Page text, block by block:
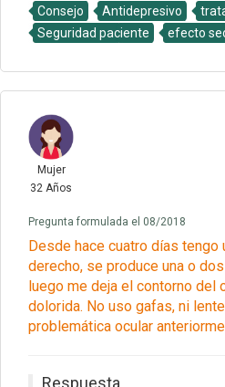
Consejo Antidepresivo
Seguridad paciente
efecto
Mujer
32 Años
Pregunta formulada el 08/2018
Desde hace cuatro días tengo
derecho, se produce una o
luego me deja el contorno del
dolorida. No uso gafas, ni
problemática ocular
Respuesta